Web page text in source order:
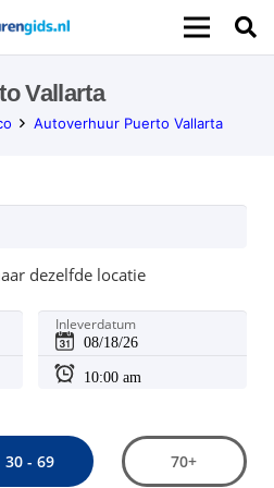
Vallarta
Autoverhuur Puerto Vallarta
dezelfde locatie
Inleverdatum
30 - 69 70+